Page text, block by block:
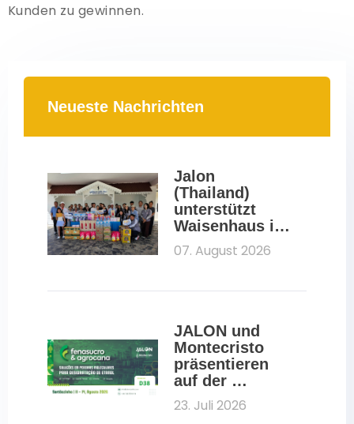
Kunden zu gewinnen.
Neueste Nachrichten
Jalon
(Thailand)
unterstützt
Waisenhaus in
Pattaya im
Rahmen einer
07. August 2026
JALON und
Montecristo
präsentieren
auf der
Fenasucro 2026
Molekularsiebe
23. Juli 2026